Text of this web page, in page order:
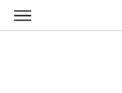
Ir al contenido principal